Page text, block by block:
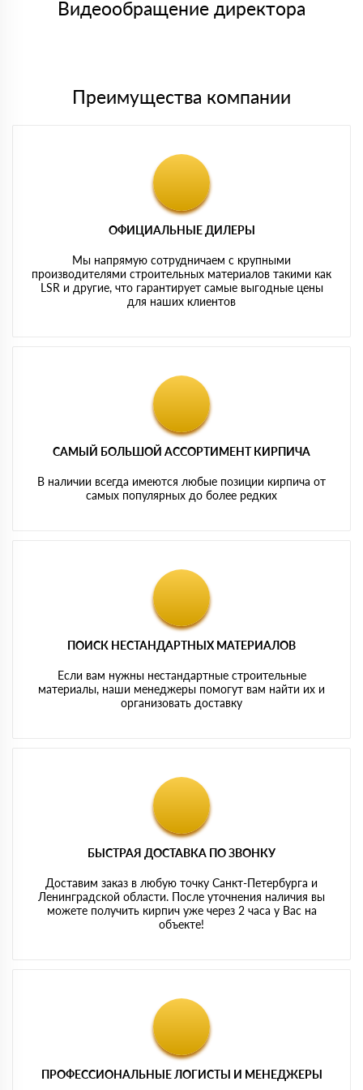
либо Вы забираете товар со склада самовывоза.
Видеообращение директора
Преимущества компании
ОФИЦИАЛЬНЫЕ ДИЛЕРЫ
Мы напрямую сотрудничаем с крупными
производителями строительных материалов такими как
LSR и другие, что гарантирует самые выгодные цены
для наших клиентов
САМЫЙ БОЛЬШОЙ АССОРТИМЕНТ КИРПИЧА
В наличии всегда имеются любые позиции кирпича от
самых популярных до более редких
ПОИСК НЕСТАНДАРТНЫХ МАТЕРИАЛОВ
Если вам нужны нестандартные строительные
материалы, наши менеджеры помогут вам найти их и
организовать доставку
БЫСТРАЯ ДОСТАВКА ПО ЗВОНКУ
Доставим заказ в любую точку Санкт-Петербурга и
Ленинградской области. После уточнения наличия вы
можете получить кирпич уже через 2 часа у Вас на
объекте!
ПРОФЕССИОНАЛЬНЫЕ ЛОГИСТЫ И МЕНЕДЖЕРЫ